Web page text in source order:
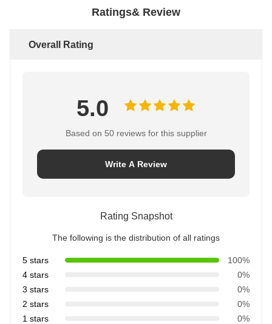
Ratings& Review
Overall Rating
5.0
Based on 50 reviews for this supplier
Write A Review
Rating Snapshot
The following is the distribution of all ratings
5 stars
100%
4 stars
0%
3 stars
0%
2 stars
0%
1 stars
0%